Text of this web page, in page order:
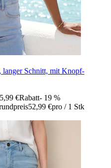
langer Schnitt, mit Knopf-
€Rabatt- 19 %
52,99 €pro / 1 Stk